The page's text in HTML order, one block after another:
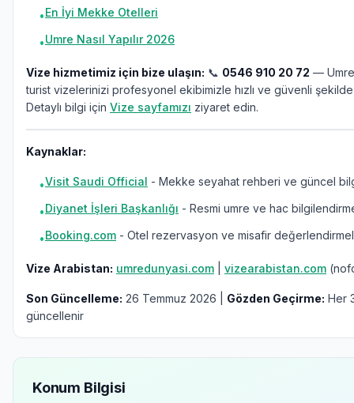
•En İyi Mekke Otelleri
•Umre Nasıl Yapılır 2026
Vize hizmetimiz için bize ulaşın: 📞 0546 910 20 72 —
turist vizelerinizi profesyonel ekibimizle hızlı ve güvenli
Detaylı bilgi için Vize sayfamızı ziyaret edin.
Kaynaklar:
•Visit Saudi Official - Mekke seyahat rehberi ve güncel
•Diyanet İşleri Başkanlığı - Resmi umre ve hac
•Booking.com - Otel rezervasyon ve misafir
Vize Arabistan: umredunyasi.com vizearabistan.com
Son Güncelleme: 26 Temmuz 2026 | Gözden Geçirme: Her
güncellenir
Konum Bilgisi